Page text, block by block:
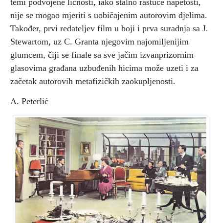
temi podvojene ličnosti, iako stalno rastuće napetosti,
nije se mogao mjeriti s uobičajenim autorovim djelima.
Također, prvi redateljev film u boji i prva suradnja sa J.
Stewartom, uz C. Granta njegovim najomiljenijim
glumcem, čiji se finale sa sve jačim izvanprizornim
glasovima građana uzbuđenih hicima može uzeti i za
začetak autorovih metafizičkih zaokupljenosti.
A. Peterlić